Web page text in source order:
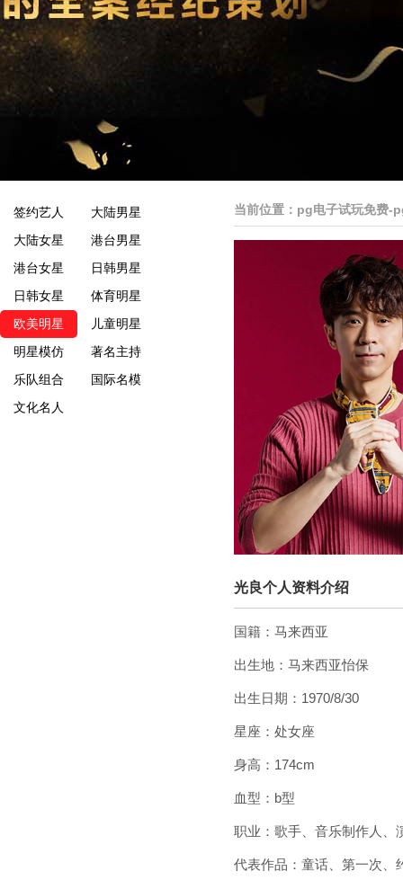
签约艺人
大陆男星
大陆女星
港台男星
港台女星
日韩男星
日韩女星
体育明星
欧美明星
儿童明星
明星模仿
著名主持
乐队组合
国际名模
文化名人
当前位置： pg电子试玩免费-
光良个人资料介绍
国籍：马来西亚
出生地：马来西亚怡保
出生日期：1970/8/30
星座：处女座
身高：174cm
血型：b型
职业：歌手、音乐制作人、
代表作品：童话、第一次、